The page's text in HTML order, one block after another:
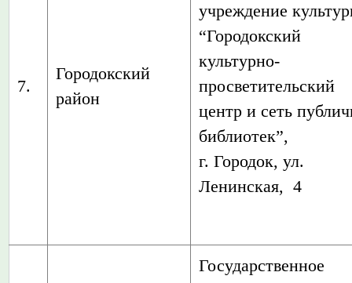
7.
Городокский
район
учреждение
“Городокский
культурно-
просветительский
центр и сеть
библиотек”,
г. Городок, ул.
Ленинская, 4
Государственное